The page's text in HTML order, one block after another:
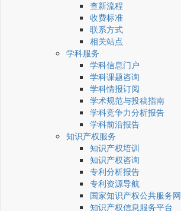
查新流程
收费标准
联系方式
相关站点
学科服务
学科信息门户
学科课题咨询
学科情报订阅
学术规范与投稿指南
学科竞争力分析报告
学科前沿报告
知识产权服务
知识产权培训
知识产权咨询
专利分析报告
专利资源导航
国家知识产权公共服务网
知识产权信息服务平台